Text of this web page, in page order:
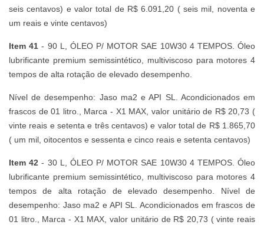
seis centavos) e valor total de R$ 6.091,20 ( seis mil, noventa e
um reais e vinte centavos)
Item 41 - 90 L, ÓLEO P/ MOTOR SAE 10W30 4 TEMPOS. Óleo
lubrificante premium semissintético, multiviscoso para motores 4
tempos de alta rotação de elevado desempenho.
Nível de desempenho: Jaso ma2 e API SL. Acondicionados em
frascos de 01 litro., Marca - X1 MAX, valor unitário de R$ 20,73 (
vinte reais e setenta e três centavos) e valor total de R$ 1.865,70
( um mil, oitocentos e sessenta e cinco reais e setenta centavos)
Item 42 - 30 L, ÓLEO P/ MOTOR SAE 10W30 4 TEMPOS. Óleo
lubrificante premium semissintético, multiviscoso para motores 4
tempos de alta rotação de elevado desempenho. Nível de
desempenho: Jaso ma2 e API SL. Acondicionados em frascos de
01 litro., Marca - X1 MAX, valor unitário de R$ 20,73 ( vinte reais